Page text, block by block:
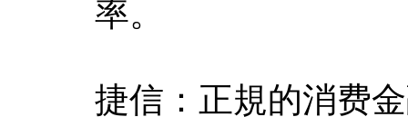
率。
捷信：正規的消费